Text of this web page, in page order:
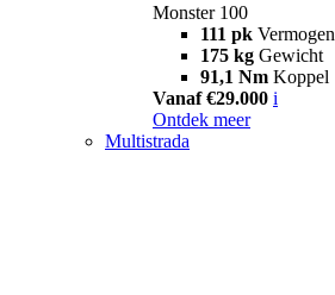
Monster 100
111 pk Vermogen
175 kg Gewicht
91,1 Nm Koppel
Vanaf €29.000 i
Ontdek meer
Multistrada